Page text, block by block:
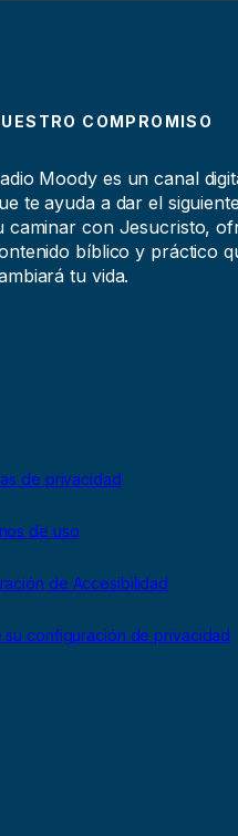
COMPROMISO
Moody es un canal
te ayuda a dar el
caminar con Jesucristo,
bíblico y práctico
tu vida.
de privacidad
de uso
de Accesibilidad
su configuración de privacidad